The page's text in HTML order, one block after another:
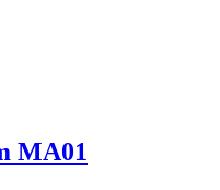
MA01